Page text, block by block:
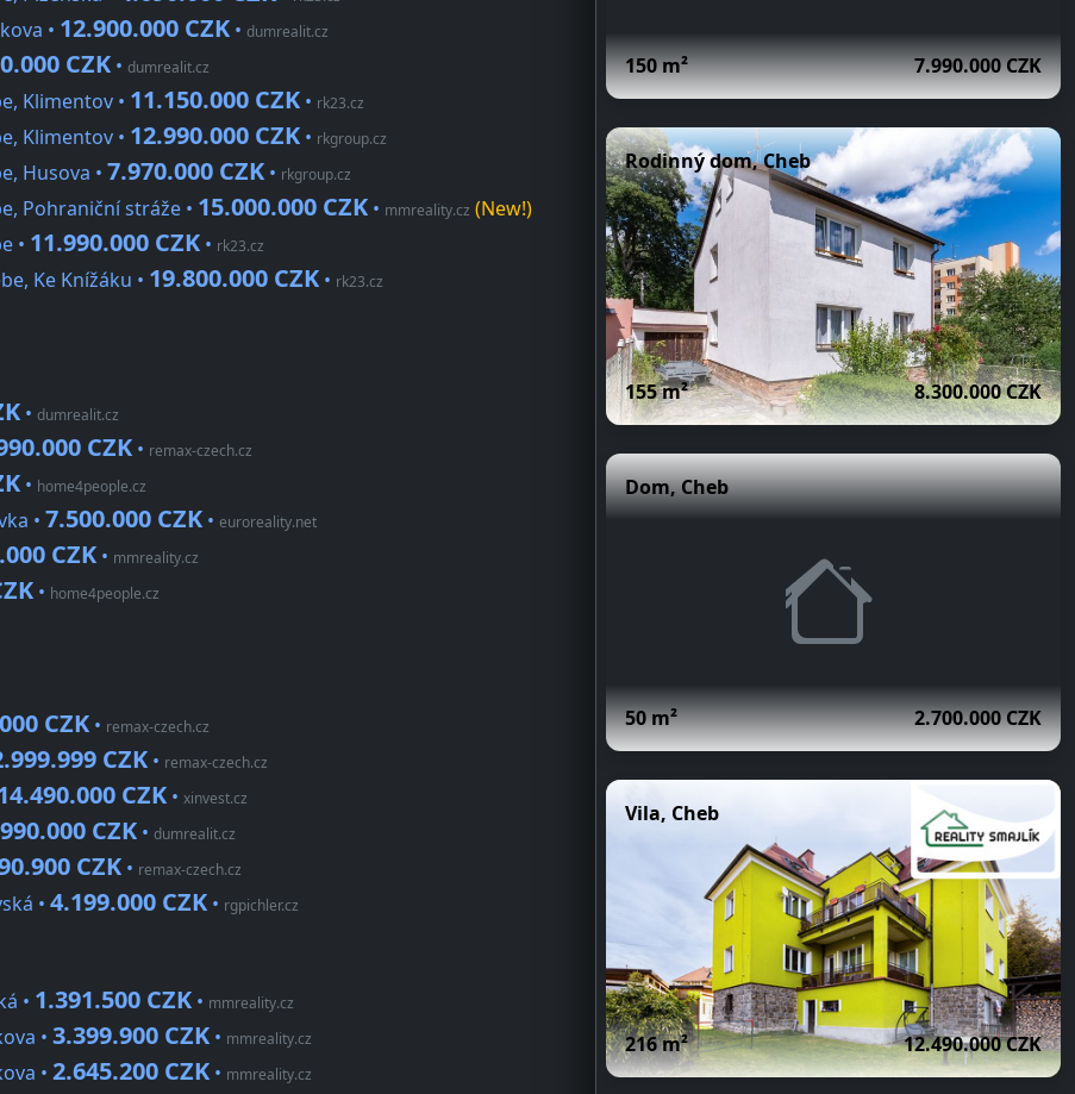
• 12.900.000 CZK • dumrealit.cz
CZK • dumrealit.cz
Klimentov • 11.150.000 CZK • rk23.cz
Klimentov • 12.990.000 CZK • rkgroup.cz
Husova • 7.970.000 CZK • rkgroup.cz
Pohraniční stráže • 15.000.000 CZK • mmreality.cz (New!)
• 11.990.000 CZK • rk23.cz
Ke Knížáku • 19.800.000 CZK • rk23.cz
• dumrealit.cz
CZK • remax-czech.cz
• home4people.cz
• 7.500.000 CZK • euroreality.net
CZK • mmreality.cz
• home4people.cz
CZK • remax-czech.cz
CZK • remax-czech.cz
CZK • xinvest.cz
CZK • dumrealit.cz
CZK • remax-czech.cz
• 4.199.000 CZK • rgpichler.cz
• 1.391.500 CZK • mmreality.cz
• 3.399.900 CZK • mmreality.cz
• 2.645.200 CZK • mmreality.cz